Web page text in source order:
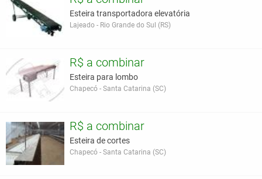
Esteira transportadora elevatória
Lajeado - Rio Grande do Sul (RS)
R$ a combinar
Esteira para lombo
Chapecó - Santa Catarina (SC)
R$ a combinar
Esteira de cortes
Chapecó - Santa Catarina (SC)